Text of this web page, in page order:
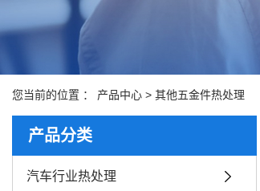
您当前的位置 ： 产品中心 > 其他五金件热处理
产品分类
汽车行业热处理